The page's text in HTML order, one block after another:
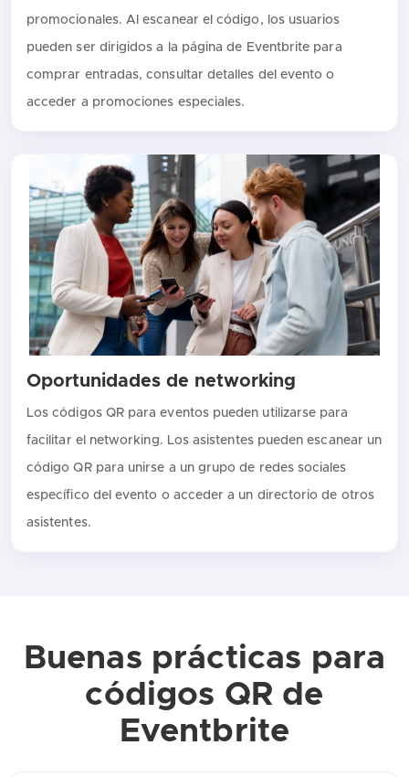
promocionales. Al escanear el código, los usuarios
pueden ser dirigidos a la página de Eventbrite para
comprar entradas, consultar detalles del evento o
acceder a promociones especiales.
Oportunidades de networking
Los códigos QR para eventos pueden utilizarse para
facilitar el networking. Los asistentes pueden escanear un
código QR para unirse a un grupo de redes sociales
específico del evento o acceder a un directorio de otros
asistentes.
Buenas prácticas para
códigos QR de
Eventbrite